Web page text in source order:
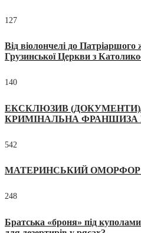
127
Від віолончелі до
Грузинської Церкви з
140
ЕКСКЛЮЗИВ (ДОКУМЕНТИ)/
КРИМІНАЛЬНА ФРАНШИЗА
542
МАТЕРИНСЬКИЙ ОМОРФОР
248
Братська «броня» під